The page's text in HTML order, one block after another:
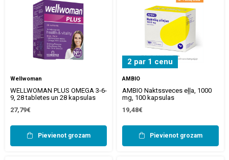
Wellwoman
WELLWOMAN PLUS OMEGA 3-6-
9, 28 tabletes un 28 kapsulas
27,79€
Pievienot grozam
2 par 1 cenu
AMBIO
AMBIO Naktssveces eļļa, 1000
mg, 100 kapsulas
19,48€
Pievienot grozam